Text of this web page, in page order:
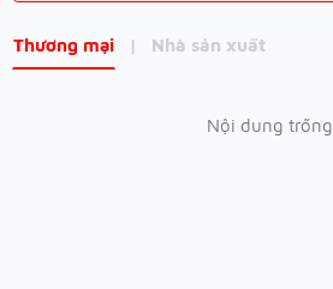
Thương mại | Nhà sản xuất
Nội dung trống